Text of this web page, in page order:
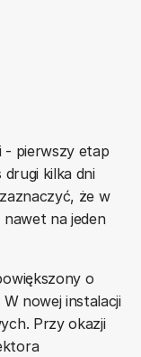
- pierwszy etap
drugi kilka dni
że w
nawet na jeden
o
W nowej instalacji
Przy okazji